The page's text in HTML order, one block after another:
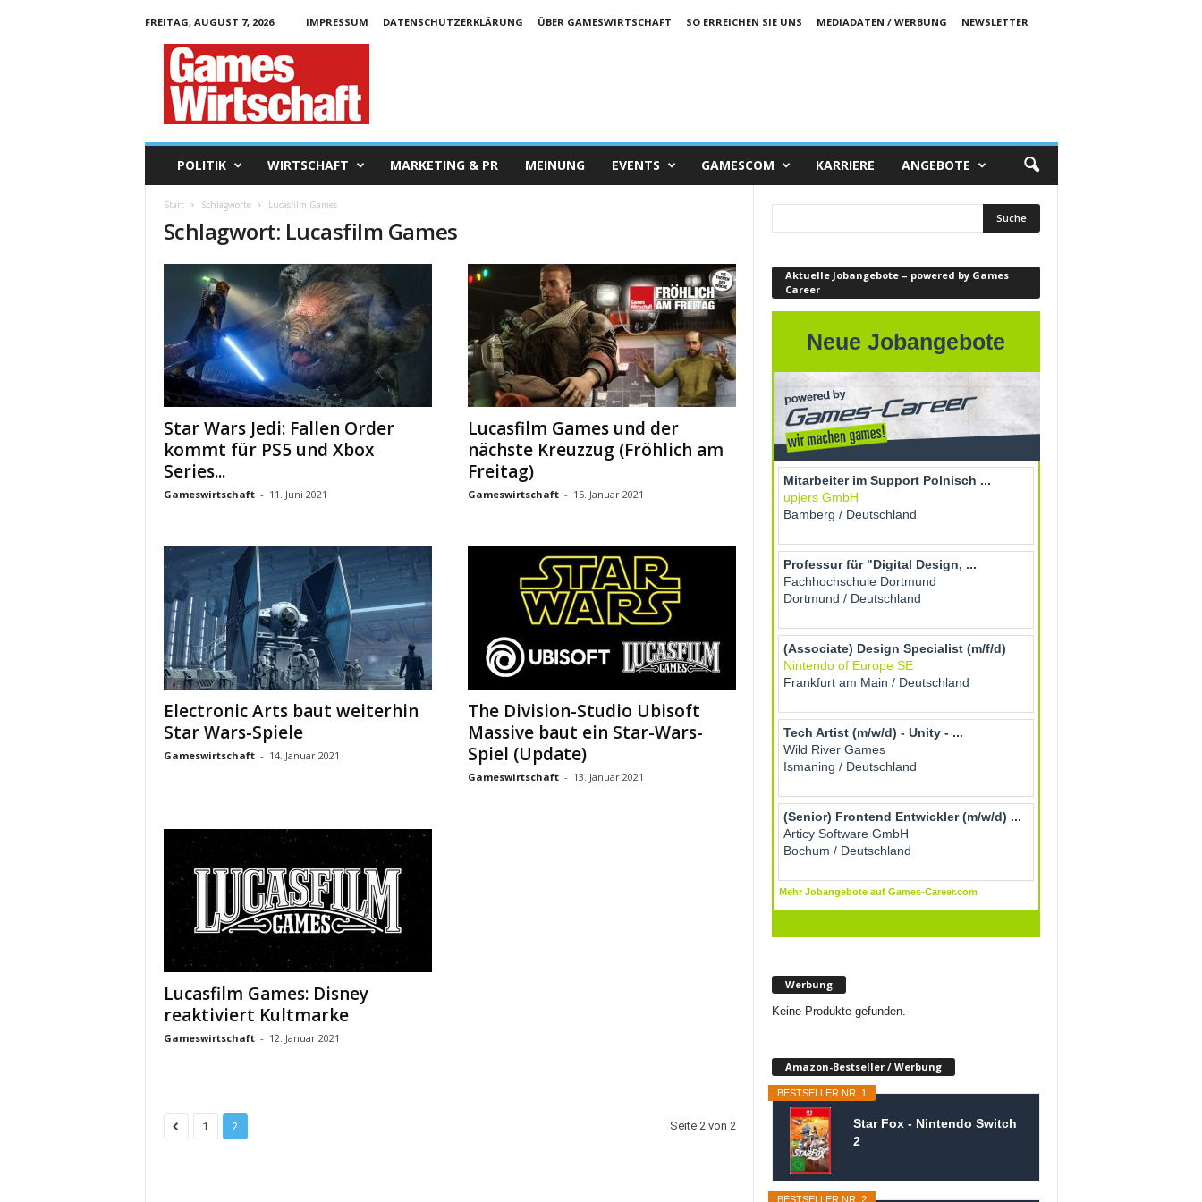
FREITAG, AUGUST 7, 2026 IMPRESSUM DATENSCHUTZERKLÄRUNG ÜBER GAMESWIRTSCHAFT SO ERREICHEN SIE UNS MEDIADATEN / WERBUNG
NEWSLETTER
POLITIK WIRTSCHAFT MARKETING & PR MEINUNG EVENTS GAMESCOM KARRIERE ANGEBOTE
Start Schlagworte Lucasfilm Games
Schlagwort: Lucasfilm Games
Star Wars Jedi: Fallen Order
kommt für PS5 und Xbox
Series...
Gameswirtschaft - 11. Juni 2021
Lucasfilm Games und der
nächste Kreuzzug (Fröhlich am
Freitag)
Gameswirtschaft - 15. Januar 2021
Electronic Arts baut weiterhin
Star Wars-Spiele
Gameswirtschaft - 14. Januar 2021
The Division-Studio Ubisoft
Massive baut ein Star-Wars-
Spiel (Update)
Gameswirtschaft - 13. Januar 2021
Lucasfilm Games: Disney
reaktiviert Kultmarke
Gameswirtschaft - 12. Januar 2021
1 2 Seite 2 von 2
Aktuelle Jobangebote – powered by Games
Career
Werbung
Keine Produkte gefunden.
Amazon-Bestseller / Werbung
BESTSELLER NR. 1
Star Fox - Nintendo Switch
2
BESTSELLER NR. 2